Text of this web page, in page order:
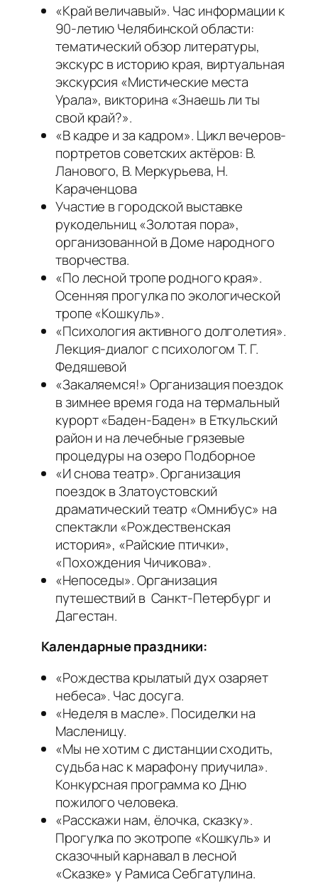
«Край величавый». Час информации к
90-летию Челябинской области:
тематический обзор литературы,
экскурс в историю края, виртуальная
экскурсия «Мистические места
Урала», викторина «Знаешь ли ты
свой край?».
«В кадре и за кадром». Цикл вечеров-
портретов советских актёров: В.
Ланового, В. Меркурьева, Н.
Караченцова
Участие в городской выставке
рукодельниц «Золотая пора»,
организованной в Доме народного
творчества.
«По лесной тропе родного края».
Осенняя прогулка по экологической
тропе «Кошкуль».
«Психология активного долголетия».
Лекция-диалог с психологом Т. Г.
Федяшевой
«Закаляемся!» Организация поездок
в зимнее время года на термальный
курорт «Баден-Баден» в Еткульский
район и на лечебные грязевые
процедуры на озеро Подборное
«И снова театр». Организация
поездок в Златоустовский
драматический театр «Омнибус» на
спектакли «Рождественская
история», «Райские птички»,
«Похождения Чичикова».
«Непоседы». Организация
путешествий в Санкт-Петербург и
Дагестан.
Календарные праздники:
«Рождества крылатый дух озаряет
небеса». Час досуга.
«Неделя в масле». Посиделки на
Масленицу.
«Мы не хотим с дистанции сходить,
судьба нас к марафону приучила».
Конкурсная программа ко Дню
пожилого человека.
«Расскажи нам, ёлочка, сказку».
Прогулка по экотропе «Кошкуль» и
сказочный карнавал в лесной
«Сказке» у Рамиса Себгатулина.